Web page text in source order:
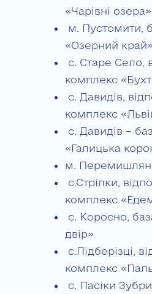
«Чарівні озера»
м. Пустомити,
«Озерний край»
с. Старе Село,
комплекс
с. Давидів,
комплекс
с. Давидів –
«Галицька
м.
с.Стрілки,
комплекс
с. Коросно,
двір»
с.Підберізці,
комплекс
с. Пасіки